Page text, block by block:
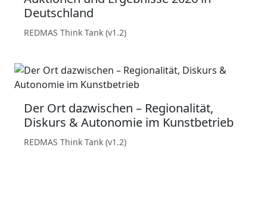
Deutschland
REDMAS Think Tank (v1.2)
Der Ort dazwischen – Regionalität,
Diskurs & Autonomie im Kunstbetrieb
REDMAS Think Tank (v1.2)